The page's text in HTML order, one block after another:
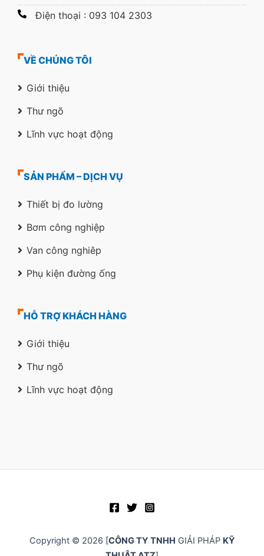
Điện thoại : 093 104 2303
VỀ CHÚNG TÔI
Giới thiệu
Thư ngõ
Lĩnh vực hoạt động
SẢN PHẨM – DỊCH VỤ
Thiết bị đo lường
Bơm công nghiệp
Van công nghiêp
Phụ kiện đường ống
HỖ TRỢ KHÁCH HÀNG
Giới thiệu
Thư ngõ
Lĩnh vực hoạt động
Copyright © 2026 [CÔNG TY TNHH GIẢI PHÁP KỸ